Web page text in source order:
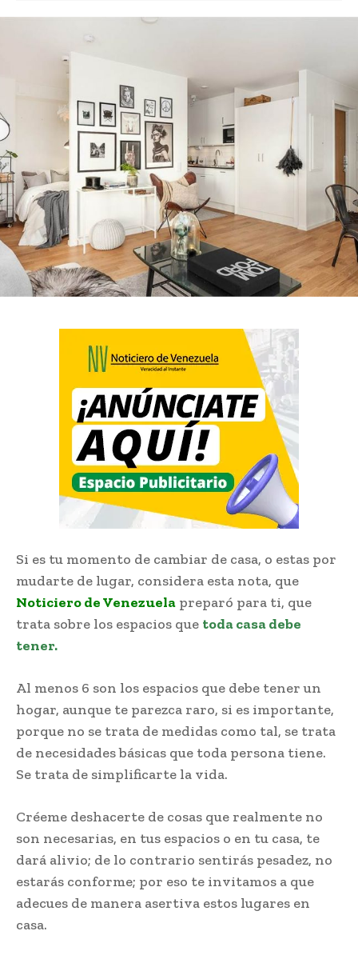
Si es tu momento de cambiar de casa, o estas por
mudarte de lugar, considera esta nota, que
Noticiero de Venezuela preparó para ti, que
trata sobre los espacios que toda casa debe
tener.
Al menos 6 son los espacios que debe tener un
hogar, aunque te parezca raro, si es importante,
porque no se trata de medidas como tal, se trata
de necesidades básicas que toda persona tiene.
Se trata de simplificarte la vida.
Créeme deshacerte de cosas que realmente no
son necesarias, en tus espacios o en tu casa, te
dará alivio; de lo contrario sentirás pesadez, no
estarás conforme; por eso te invitamos a que
adecues de manera asertiva estos lugares en
casa.